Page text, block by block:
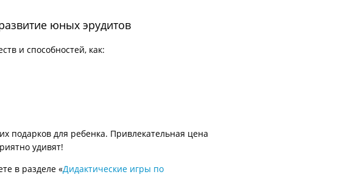
юных эрудитов
и способностей, как:
подарков для ребенка. Привлекательная цена
удивят!
в разделе «Дидактические игры по